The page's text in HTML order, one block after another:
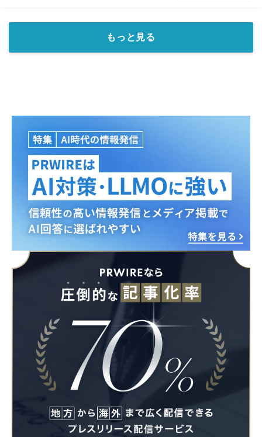
もっと見る